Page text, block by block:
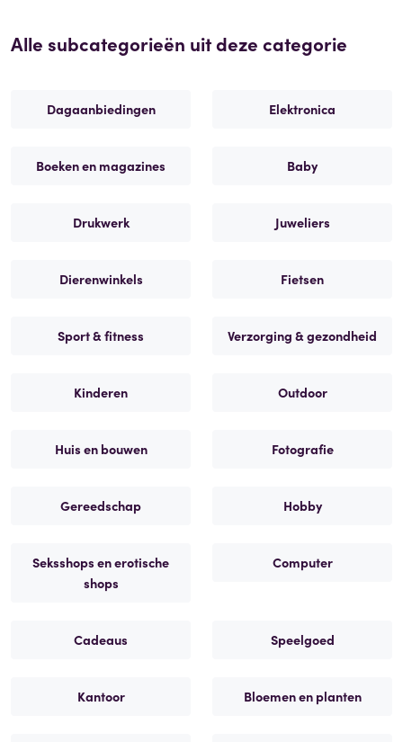
Alle subcategorieën uit deze categorie
Dagaanbiedingen Elektronica
Boeken en magazines Baby
Drukwerk Juweliers
Dierenwinkels Fietsen
Sport & fitness Verzorging & gezondheid
Kinderen Outdoor
Huis en bouwen Fotografie
Gereedschap Hobby
Seksshops en erotische
shops
Computer
Cadeaus Speelgoed
Kantoor Bloemen en planten